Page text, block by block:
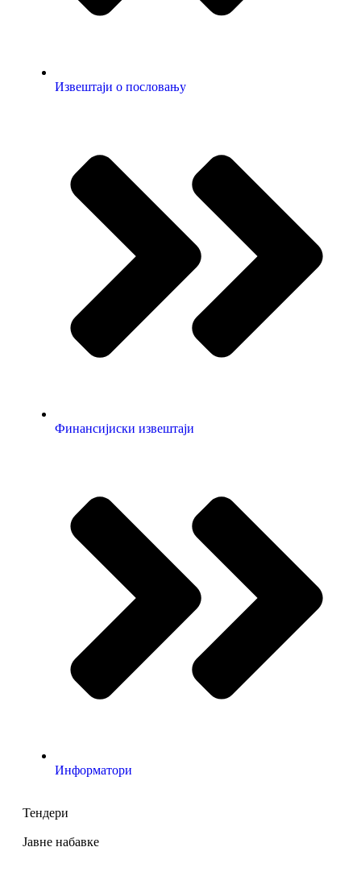
Извештаји о пословању
Финансијиски извештаји
Информатори
Тендери
Јавне набавке